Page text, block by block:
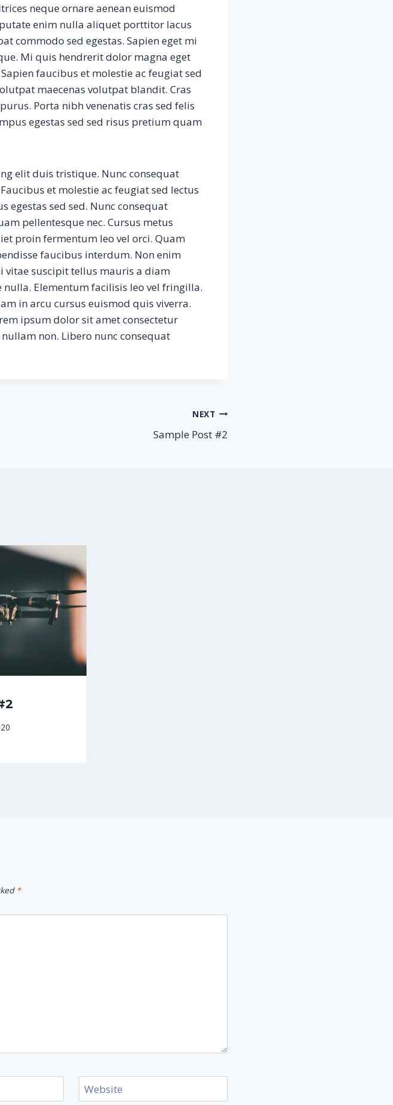
neque ornare aenean euismod
enim nulla aliquet porttitor lacus
commodo sed egestas. Sapien eget mi
Mi quis hendrerit dolor magna eget
faucibus et molestie ac feugiat sed
maecenas volutpat blandit. Cras
Porta nibh venenatis cras sed felis
egestas sed sed risus pretium quam
elit duis tristique. Nunc consequat
et molestie ac feugiat sed lectus
egestas sed sed. Nunc consequat
pellentesque nec. Cursus metus
proin fermentum leo vel orci. Quam
faucibus interdum. Non enim
vitae suscipit tellus mauris a diam
Elementum facilisis leo vel fringilla.
in arcu cursus euismod quis viverra.
ipsum dolor sit amet consectetur
non. Libero nunc consequat
NEXT
Sample Post #2
*
Website